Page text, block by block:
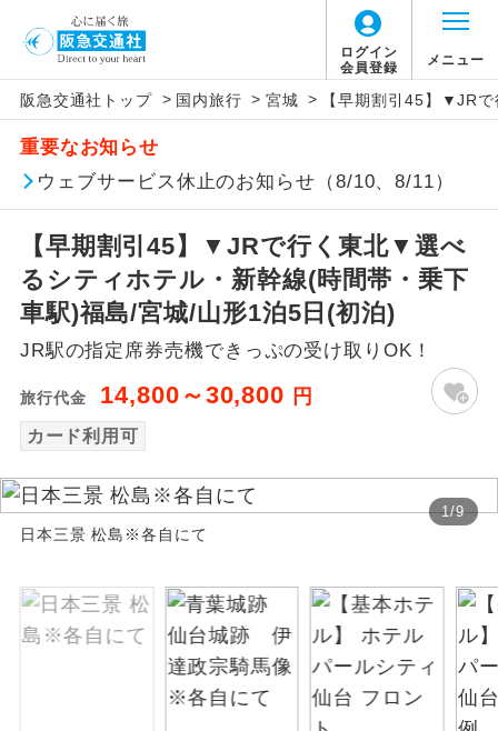
ログイン
会員登録
メニュー
阪急交通社トップ > 国内旅行 > 宮城 > 【早期割引45】▼JR
重要なお知らせ
ウェブサービス休止のお知らせ（8/10、8/11）
【早期割引45】▼JRで行く東北▼選べ
るシティホテル・新幹線(時間帯・乗下
車駅)福島/宮城/山形1泊5日(初泊)
JR駅の指定席券売機できっぷの受け取りOK！
旅行代金 14,800～30,800 円
カード利用可
1/9
日本三景 松島※各自にて
アイコン 説明
添乗員同行
往路出発空港（駅）から復路到着空港
（駅）まで同行します。
現地添乗員同
行
現地到着空港（駅）から最終日出発空港
（駅）まで添乗員が同行します。
バスガイド乗
務
バスガイドが乗務し、車内での観光案内
があります。
新コース 初登場のコースです。
然遺産を訪ねるコースです。
絶景 絶景スポットに立ち寄るコースです。
温泉 温泉地にも宿泊するコースです。
ご宿泊ホテルに露天風呂が付いていま
す。